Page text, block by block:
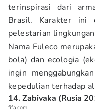
terinspirasi dari
Brasil. Karakter ini
pelestarian
Nama Fuleco
bola) dan ecologia
ingin
kepedulian terhadap
14. Zabivaka (Rusia
fifa.com